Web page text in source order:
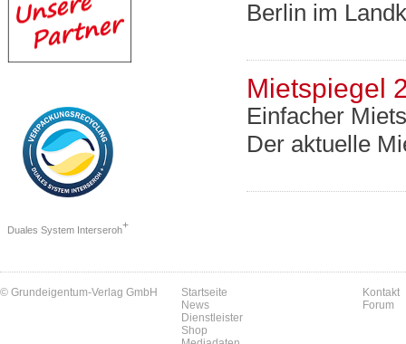
Duales System Interseroh+
Berlin im
Mietspiegel
Einfacher
Der aktuelle
© Grundeigentum-Verlag GmbH
Startseite
News
Dienstleister
Shop
Kontakt
Forum